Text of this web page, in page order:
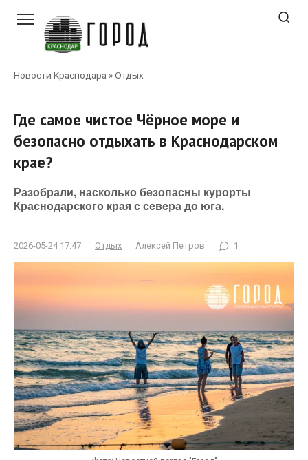
контенту
Новости Краснодара »Отдых
Где самое чистое Чёрное море и
безопасно отдыхать в Краснодарском
крае?
Разобрали, насколько безопасны курорты
Краснодарского края с севера до юга.
2026-05-24 17:47 Отдых Алексей Петров 1